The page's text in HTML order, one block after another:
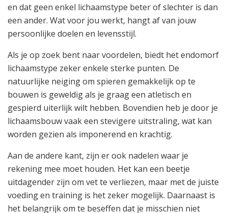
en dat geen enkel lichaamstype beter of slechter is dan
een ander. Wat voor jou werkt, hangt af van jouw
persoonlijke doelen en levensstijl.
Als je op zoek bent naar voordelen, biedt het endomorf
lichaamstype zeker enkele sterke punten. De
natuurlijke neiging om spieren gemakkelijk op te
bouwen is geweldig als je graag een atletisch en
gespierd uiterlijk wilt hebben. Bovendien heb je door je
lichaamsbouw vaak een stevigere uitstraling, wat kan
worden gezien als imponerend en krachtig.
Aan de andere kant, zijn er ook nadelen waar je
rekening mee moet houden. Het kan een beetje
uitdagender zijn om vet te verliezen, maar met de juiste
voeding en training is het zeker mogelijk. Daarnaast is
het belangrijk om te beseffen dat je misschien niet